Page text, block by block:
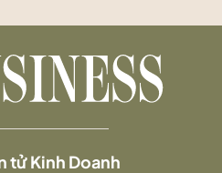
tử Kinh Doanh